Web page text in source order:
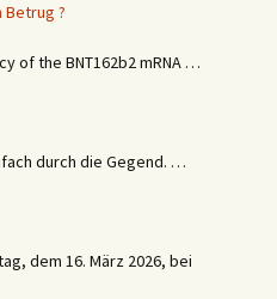
Betrug ?
of the BNT162b2 mRNA …
durch die Gegend. …
dem 16. März 2026, bei